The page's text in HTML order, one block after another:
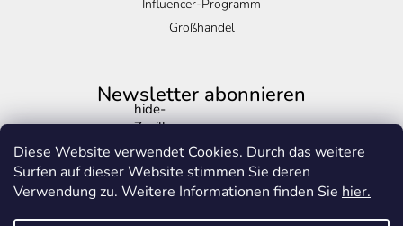
Diese Website verwendet Cookies. Durch das weitere
Surfen auf dieser Website stimmen Sie deren
Verwendung zu. Weitere Informationen finden Sie hier.
Influencer-Programm
Großhandel
Newsletter abonnieren
über neue Produkte in unserem E-Shop zusenden.
E-Mail
hide-
Zasilkovna
Copyright 2026
Cookie-